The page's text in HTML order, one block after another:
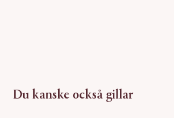
Du kanske också gillar